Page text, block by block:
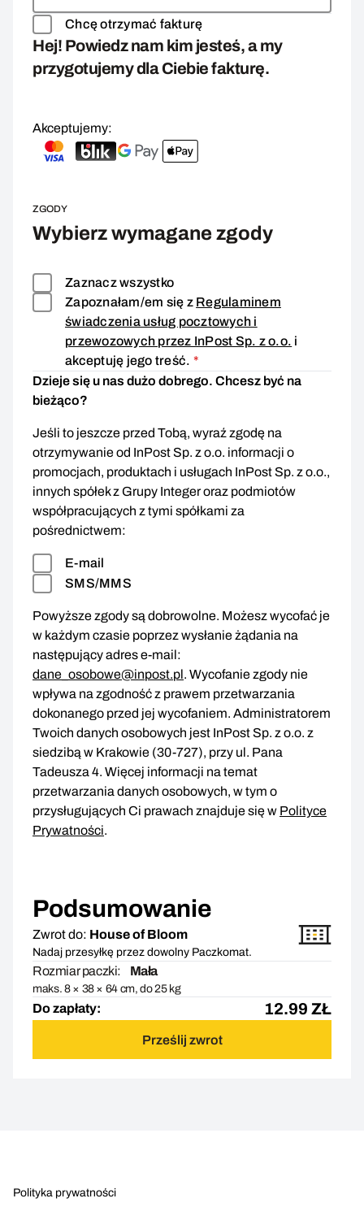
Chcę otrzymać fakturę
Hej! Powiedz nam kim jesteś, a my
przygotujemy dla Ciebie fakturę.
Akceptujemy:
ZGODY
Wybierz wymagane zgody
Zaznacz wszystko
Zapoznałam/em się z Regulaminem
świadczenia usług pocztowych i
przewozowych przez InPost Sp. z o.o. i
akceptuję jego treść. *Zgoda wymagana
Dzieje się u nas dużo dobrego. Chcesz być na
bieżąco?
Jeśli to jeszcze przed Tobą, wyraź zgodę na
otrzymywanie od InPost Sp. z o.o. informacji o
promocjach, produktach i usługach InPost Sp. z o.o.,
innych spółek z Grupy Integer oraz podmiotów
współpracujących z tymi spółkami za
pośrednictwem:
E-mail
SMS/MMS
Powyższe zgody są dobrowolne. Możesz wycofać je
w każdym czasie poprzez wysłanie żądania na
następujący adres e-mail:
dane_osobowe@inpost.pl. Wycofanie zgody nie
wpływa na zgodność z prawem przetwarzania
dokonanego przed jej wycofaniem. Administratorem
Twoich danych osobowych jest InPost Sp. z o.o. z
siedzibą w Krakowie (30-727), przy ul. Pana
Tadeusza 4. Więcej informacji na temat
przetwarzania danych osobowych, w tym o
przysługujących Ci prawach znajduje się w Polityce
Prywatności.
Podsumowanie
Zwrot do: House of Bloom
Nadaj przesyłkę przez dowolny Paczkomat.
Rozmiar paczki: Mała
maks. 8 × 38 × 64 cm, do 25 kg
Do zapłaty: 12.99 ZŁ
Prześlij zwrot
Polityka prywatności